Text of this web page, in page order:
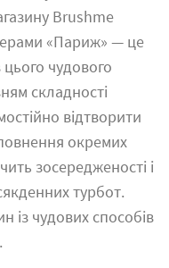
Brushme
«Париж» — це
чудового
складності
відтворити
окремих
зосередженості і
турбот.
чудових способів